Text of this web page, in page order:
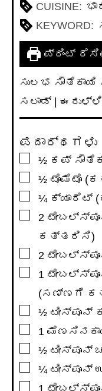
CUISINE:
KEYWORD:
ಪ್ರಿಂಟ್
ಸುಲಭ ಸೌತೆಕಾಯಿ
ಸಲಾಡ್ |
ಪದಾರ್ಥಗಳು
▢½ ಕಪ್
▢½ ಟೊಮೆಟೊ
▢¼ ಕ್ಯಾರೆಟ್
▢2
ಕತ್ತರಿಸಿ)
▢2
▢1
(ಸಣ್ಣಗೆ
▢½ ಟೀಸ್ಪೂನ್
▢1
▢½ ಟೀಸ್ಪೂನ್
▢¼ ಟೀಸ್ಪೂನ್
▢